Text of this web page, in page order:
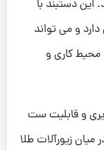
دستبند با
و می تواند
محیط کاری و
و قابلیت ست
زیورآلات طلا